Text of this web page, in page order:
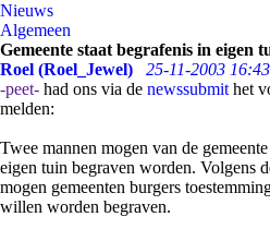
Nieuws
Algemeen
Gemeente staat begrafenis in eigen
Roel (Roel_Jewel)
25-11-2003 16:43
-peet- had ons via de newssubmit het
melden:
Twee mannen mogen van de
eigen tuin begraven worden. Volgens
mogen gemeenten burgers
willen worden begraven.